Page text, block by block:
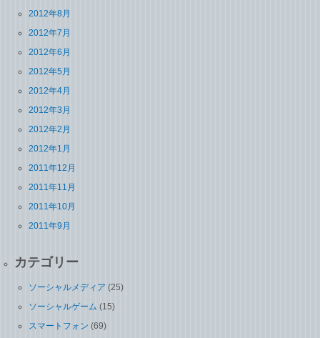
2012年8月
2012年7月
2012年6月
2012年5月
2012年4月
2012年3月
2012年2月
2012年1月
2011年12月
2011年11月
2011年10月
2011年9月
カテゴリー
ソーシャルメディア (25)
ソーシャルゲーム (15)
スマートフォン (69)